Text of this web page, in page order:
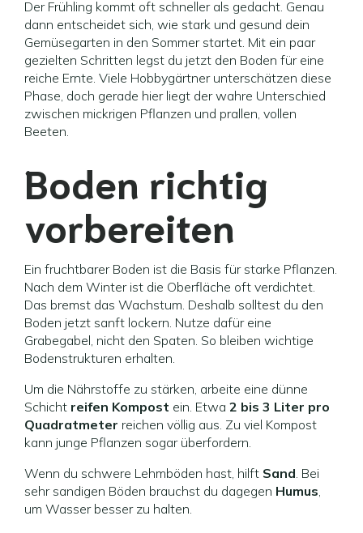
Der Frühling kommt oft schneller als gedacht. Genau
dann entscheidet sich, wie stark und gesund dein
Gemüsegarten in den Sommer startet. Mit ein paar
gezielten Schritten legst du jetzt den Boden für eine
reiche Ernte. Viele Hobbygärtner unterschätzen diese
Phase, doch gerade hier liegt der wahre Unterschied
zwischen mickrigen Pflanzen und prallen, vollen
Beeten.
Boden richtig
vorbereiten
Ein fruchtbarer Boden ist die Basis für starke Pflanzen.
Nach dem Winter ist die Oberfläche oft verdichtet.
Das bremst das Wachstum. Deshalb solltest du den
Boden jetzt sanft lockern. Nutze dafür eine
Grabegabel, nicht den Spaten. So bleiben wichtige
Bodenstrukturen erhalten.
Um die Nährstoffe zu stärken, arbeite eine dünne
Schicht reifen Kompost ein. Etwa 2 bis 3 Liter pro
Quadratmeter reichen völlig aus. Zu viel Kompost
kann junge Pflanzen sogar überfordern.
Wenn du schwere Lehmböden hast, hilft Sand. Bei
sehr sandigen Böden brauchst du dagegen Humus,
um Wasser besser zu halten.